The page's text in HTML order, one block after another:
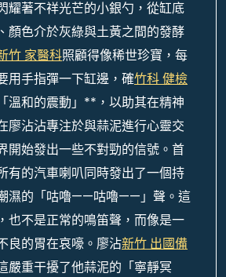
耀著不祥光芒的小銀勺，從缸底
顏色介於灰綠與土黃之間的發酵
竹 家醫科照顧得像稀世珍寶，每
用手指彈一下缸邊，確竹科 健檢
溫和的震動」**，以助其在精神
廖沾沾專注於與蒜泥進行心靈交
開始發出一些不對勁的信號。首
有的汽車喇叭同時發出了一個持
濕的「咕嚕——咕嚕——」聲。這
也不是正常的鳴笛聲，而像是一
良的胃在哀嚎。廖沾新竹 出國備
嚴重干擾了他蒜泥的「寧靜冥